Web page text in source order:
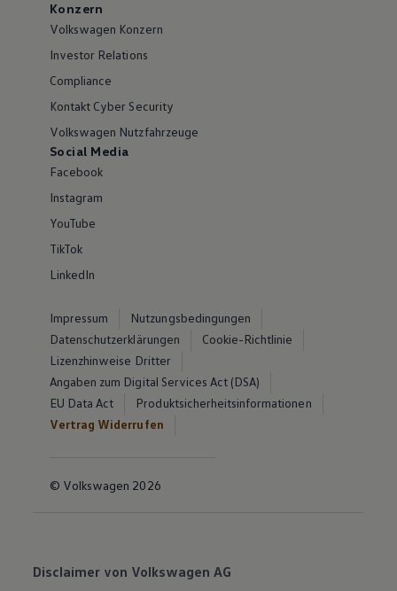
Konzern
Volkswagen Konzern
Investor Relations
Compliance
Kontakt Cyber Security
Volkswagen Nutzfahrzeuge
Social Media
Facebook
Instagram
YouTube
TikTok
LinkedIn
Impressum
Nutzungsbedingungen
Datenschutzerklärungen
Cookie-Richtlinie
Lizenzhinweise Dritter
Angaben zum Digital Services Act (DSA)
EU Data Act
Produktsicherheitsinformationen
Vertrag Widerrufen
© Volkswagen 2026
Disclaimer von Volkswagen AG